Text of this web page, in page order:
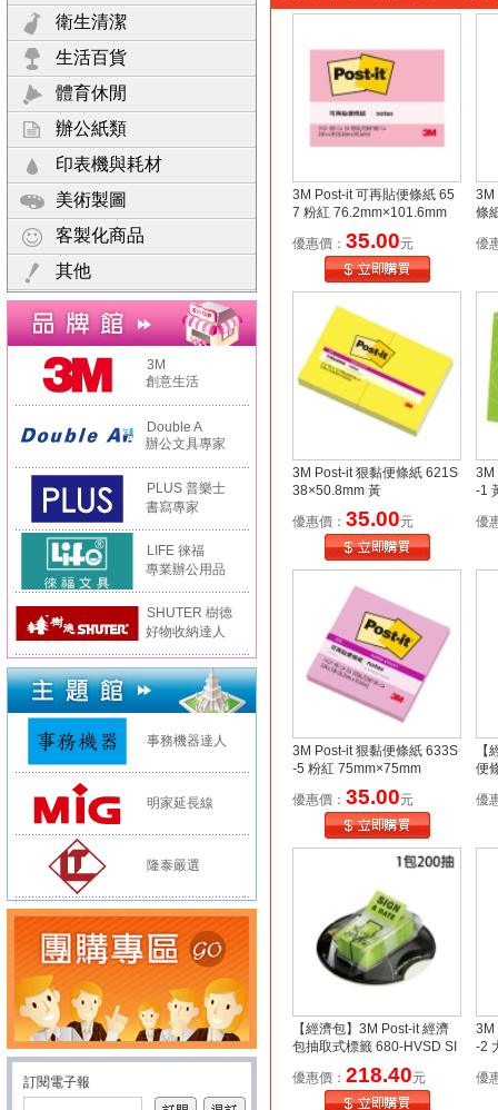
衛生清潔
生活百貨
體育休閒
辦公紙類
印表機與耗材
美術製圖
客製化商品
其他
3M
創意生活
Double A
辦公文具專家
PLUS 普樂士
書寫專家
LIFE 徠福
專業辦公用品
SHUTER 樹德
好物收納達人
事務機器達人
明家延長線
隆泰嚴選
3M Post-it 可再貼便條紙 65
7 粉紅 76.2mm×101.6mm
優惠價： 35.00元
3M
條
優
3M Post-it 狠黏便條紙 621S
38×50.8mm 黃
優惠價： 35.00元
3M
-1
優
3M Post-it 狠黏便條紙 633S
-5 粉紅 75mm×75mm
優惠價： 35.00元
便
優
【經濟包】3M Post-it 經濟
包抽取式標籤 680-HVSD SI
GN & DATE 200抽 綠
優惠價： 218.40元
3M
-2
優